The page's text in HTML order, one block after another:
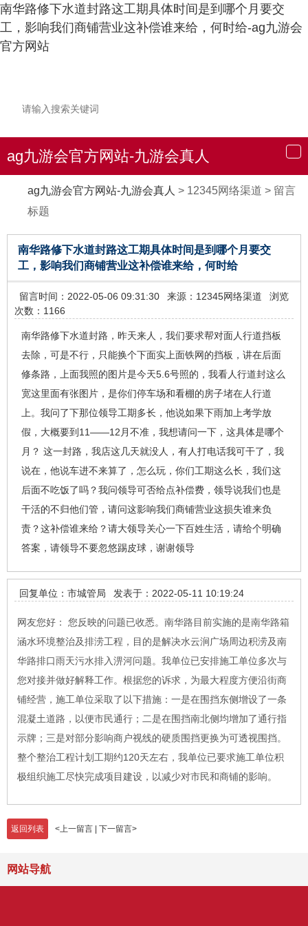
南华路修下水道封路这工期具体时间是到哪个月要交
工，影响我们商铺营业这补偿谁来给，何时给-ag九游会
官方网站
导
航
ag九游会官方网站-九游会真人
ag九游会官方网站-九游会真人 > 12345网络渠道 > 留言
标题
南华路修下水道封路这工期具体时间是到哪个月要交
工，影响我们商铺营业这补偿谁来给，何时给
留言时间：2022-05-06 09:31:30 来源：12345网络渠道
浏览
次数：1166
南华路修下水道封路，昨天来人，我们要求帮对面人行道挡板
去除，可是不行，只能换个下面实上面铁网的挡板，讲在后面
修条路，上面我照的图片是今天5.6号照的，我看人行道封这么
宽这里面有张图片，是你们停车场和看棚的房子堵在人行道
上。我问了下那位领导工期多长，他说如果下雨加上考学放
假，大概要到11——12月不准，我想请问一下，这具体是哪个
月？ 这一封路，我店这几天就没人，有人打电话我可干了，我
说在，他说车进不来算了，怎么玩，你们工期这么长，我们这
后面不吃饭了吗？我问领导可否给点补偿费，领导说我们也是
干活的不归他们管，请问这影响我们商铺营业这损失谁来负
责？这补偿谁来给？请大领导关心一下百姓生活，请给个明确
答案，请领导不要忽悠踢皮球，谢谢领导
回复单位：市城管局 发表于：2022-05-11 10:19:24
网友您好： 您反映的问题已收悉。南华路目前实施的是南华路箱
涵水环境整治及排涝工程，目的是解决水云涧广场周边积涝及南
华路排口雨天污水排入淠河问题。我单位已安排施工单位多次与
您对接并做好解释工作。根据您的诉求，为最大程度方便沿街商
铺经营，施工单位采取了以下措施：一是在围挡东侧增设了一条
混凝土道路，以便市民通行；二是在围挡南北侧均增加了通行指
示牌；三是对部分影响商户视线的硬质围挡更换为可透视围挡。
整个整治工程计划工期约120天左右，我单位已要求施工单位积
极组织施工尽快完成项目建设，以减少对市民和商铺的影响。
返回列表 <上一留言 下一留言>
网站导航